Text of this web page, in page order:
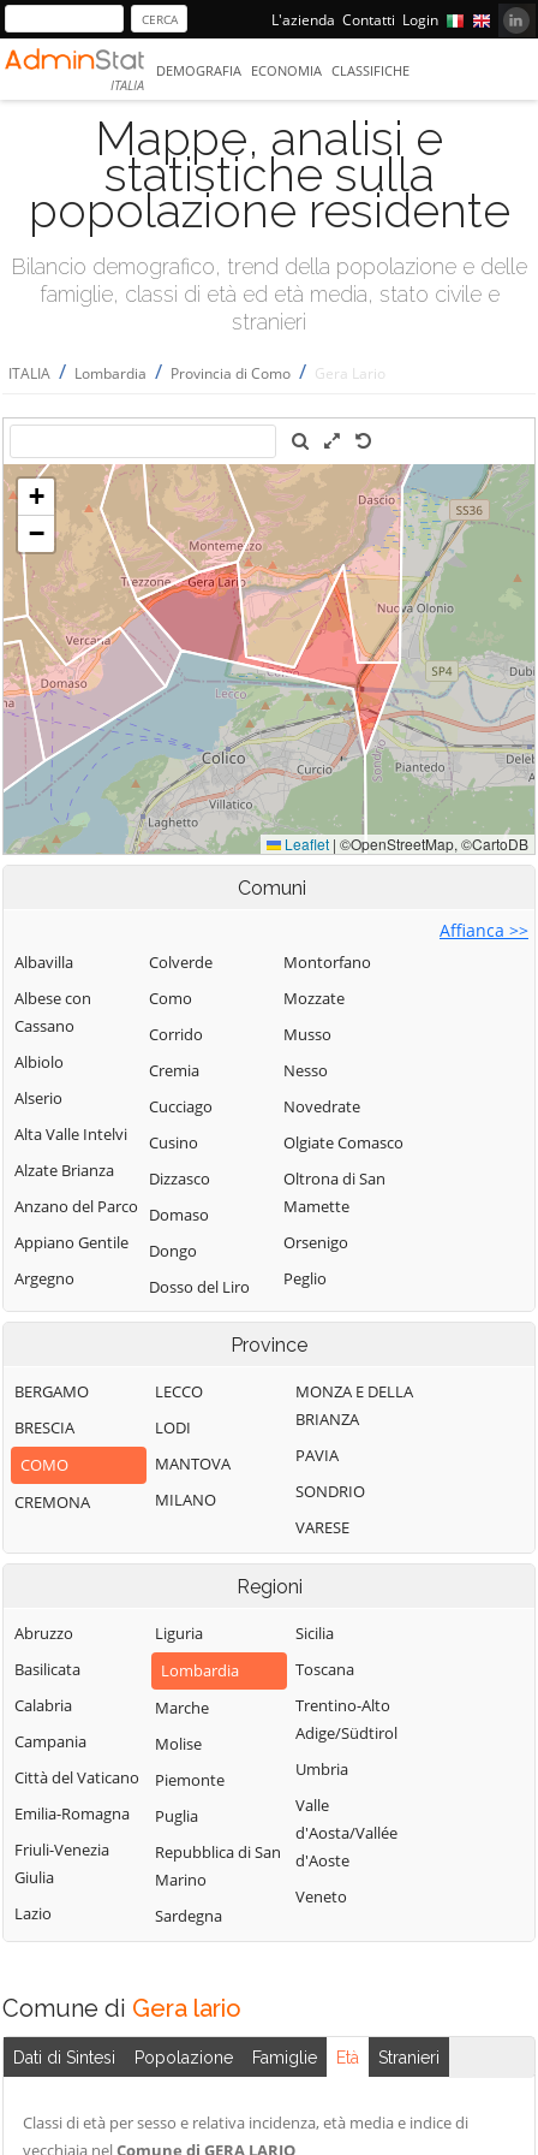
L'azienda Contatti Login
ITALIA
DEMOGRAFIA ECONOMIA CLASSIFICHE
Mappe, analisi e
statistiche sulla
popolazione residente
Bilancio demografico, trend della popolazione e delle
famiglie, classi di età ed età media, stato civile e
stranieri
ITALIA / Lombardia / Provincia di Como / Gera Lario
Comuni
Affianca >>
Albavilla
Albese con
Cassano
Albiolo
Alserio
Alta Valle Intelvi
Alzate Brianza
Anzano del Parco
Appiano Gentile
Argegno
Arosio
Barni
Bellagio
Bene Lario
Beregazzo con
Binago
Blessagno
Blevio
Bregnano
Brenna
Brienno
Brunate
Bulgarograsso
Cabiate
Cadorago
Canzo
Intimiano
Colverde
Como
Corrido
Cremia
Cucciago
Cusino
Dizzasco
Domaso
Dongo
Dosso del Liro
Erba
Faggeto Lario
Faloppio
Fenegrò
Figino Serenza
Grandate
Grandola ed Uniti
Uniti
Griante
Guanzate
Inverigo
Lasnigo
Lezzeno
Limido Comasco
Livo
Montorfano
Mozzate
Musso
Nesso
Novedrate
Olgiate Comasco
Oltrona di San
Mamette
Orsenigo
Peglio
Pianello del Lario
Pigra
Plesio
Pognana Lario
Ponna
Ponte Lambro
Porlezza
Proserpio
Rezzago
Rodero
Rovellasca
Rovello Porro
San Nazzaro Val
Schignano
Senna Comasco
Solbiate con
Cagno
Province
BERGAMO
BRESCIA
COMO
CREMONA
LECCO
LODI
MANTOVA
MILANO
MONZA E DELLA
BRIANZA
PAVIA
SONDRIO
VARESE
Regioni
Abruzzo
Basilicata
Calabria
Campania
Città del Vaticano
Emilia-Romagna
Friuli-Venezia
Giulia
Lazio
Liguria
Lombardia
Marche
Molise
Piemonte
Puglia
Repubblica di San
Marino
Sardegna
Sicilia
Toscana
Trentino-Alto
Adige/Südtirol
Umbria
Valle
d'Aosta/Vallée
d'Aoste
Veneto
Comune di Gera lario
Dati di Sintesi Popolazione Famiglie Età Stranieri
Classi di età per sesso e relativa incidenza, età media e indice di
vecchiaia nelComune di GERA LARIO